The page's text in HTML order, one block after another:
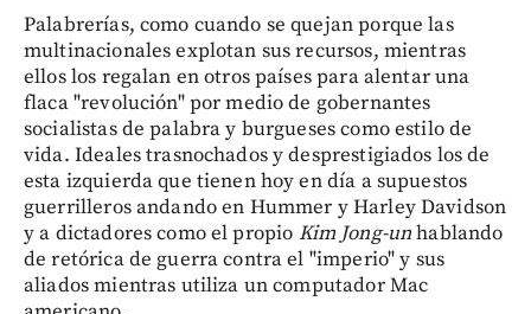
Palabrerías, como cuando se quejan porque las
multinacionales explotan sus recursos, mientras
ellos los regalan en otros países para alentar una
flaca "revolución" por medio de gobernantes
socialistas de palabra y burgueses como estilo de
vida. Ideales trasnochados y desprestigiados los de
esta izquierda que tienen hoy en día a supuestos
guerrilleros andando en Hummer y Harley Davidson
y a dictadores como el propio Kim Jong-unhablando
de retórica de guerra contra el "imperio" y sus
aliados mientras utiliza un computador Mac